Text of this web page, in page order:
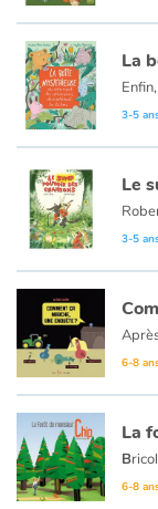
La
3-5
Le
3-5
6-8
La
Bricoleur de
6-8